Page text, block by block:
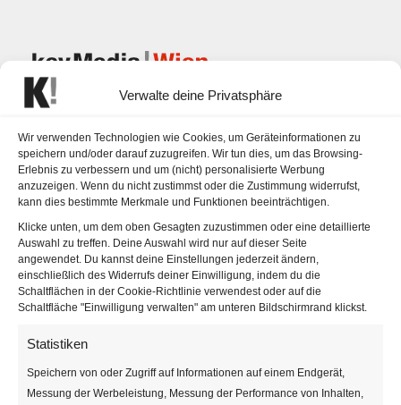
Verwalte deine Privatsphäre
Wir verwenden Technologien wie Cookies, um Geräteinformationen zu
speichern und/oder darauf zuzugreifen. Wir tun dies, um das Browsing-
Erlebnis zu verbessern und um (nicht) personalisierte Werbung
anzuzeigen. Wenn du nicht zustimmst oder die Zustimmung widerrufst,
kann dies bestimmte Merkmale und Funktionen beeinträchtigen.
Klicke unten, um dem oben Gesagten zuzustimmen oder eine detaillierte
Auswahl zu treffen. Deine Auswahl wird nur auf dieser Seite
angewendet. Du kannst deine Einstellungen jederzeit ändern,
einschließlich des Widerrufs deiner Einwilligung, indem du die
Schaltflächen in der Cookie-Richtlinie verwendest oder auf die
Schaltfläche "Einwilligung verwalten" am unteren Bildschirmrand klickst.
Statistiken
Speichern von oder Zugriff auf Informationen auf einem Endgerät,
Messung der Werbeleistung, Messung der Performance von Inhalten,
RoGa
Kommunikationstreff
KG
« Alle Veranstaltungen
Webseite
Veranstaltungen von